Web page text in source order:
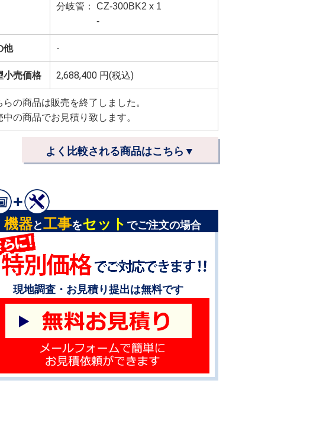
分岐管： CZ-300BK2 x 1
-
他 -
小売価格 2,688,400 円(税込)
らの商品は販売を終了しました。
中の商品でお見積り致します。
よく比較される商品はこちら▼
機器と工事をセット でご注文の場合
現地調査・お見積り提出は無料です